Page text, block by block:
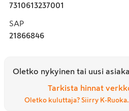
7310613237001
SAP
21866846
Oletko nykyinen tai uusi
Tarkista hinnat
Oletko kuluttaja? Siirry K-